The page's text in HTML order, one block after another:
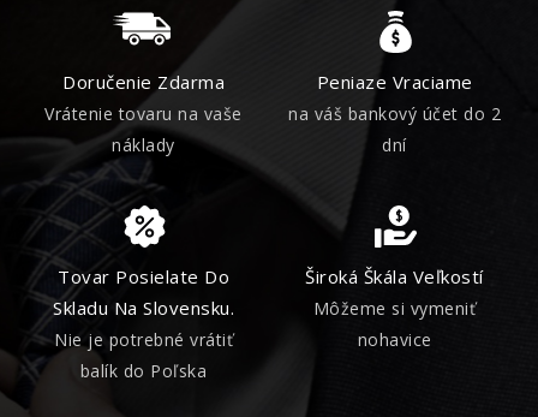
Doručenie Zdarma
Vrátenie tovaru na vaše
náklady
Peniaze Vraciame
na váš bankový účet do 2
dní
Tovar Posielate Do
Skladu Na Slovensku.
Nie je potrebné vrátiť
balík do Poľska
Široká Škála Veľkostí
Môžeme si vymeniť
nohavice